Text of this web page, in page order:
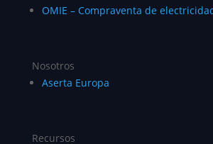
OMIE – Compraventa de
Nosotros
Aserta Europa
Recursos